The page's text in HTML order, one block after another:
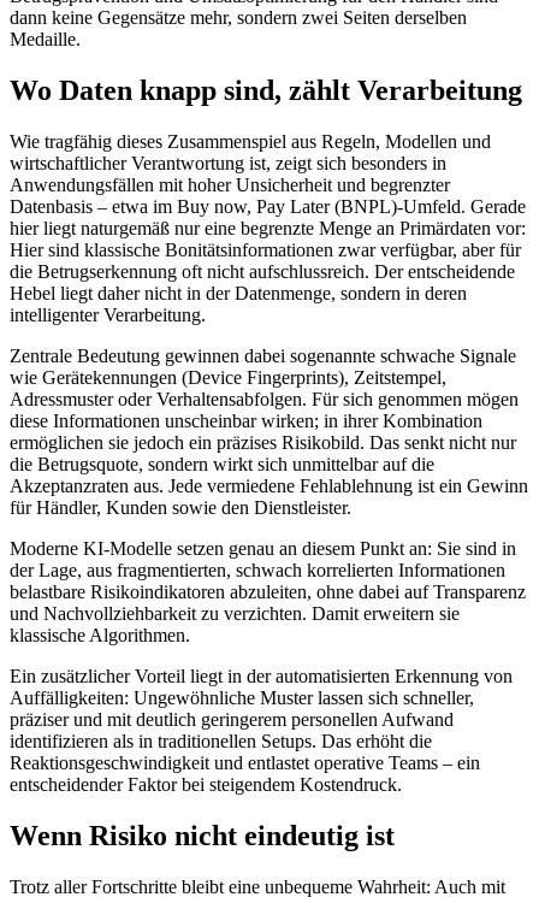
dann keine Gegensätze mehr, sondern zwei Seiten derselben
Medaille.
Wo Daten knapp sind, zählt Verarbeitung
Wie tragfähig dieses Zusammenspiel aus Regeln, Modellen und
wirtschaftlicher Verantwortung ist, zeigt sich besonders in
Anwendungsfällen mit hoher Unsicherheit und begrenzter
Datenbasis – etwa im Buy now, Pay Later (BNPL)-Umfeld. Gerade
hier liegt naturgemäß nur eine begrenzte Menge an Primärdaten vor:
Hier sind klassische Bonitätsinformationen zwar verfügbar, aber für
die Betrugserkennung oft nicht aufschlussreich. Der entscheidende
Hebel liegt daher nicht in der Datenmenge, sondern in deren
intelligenter Verarbeitung.
Zentrale Bedeutung gewinnen dabei sogenannte schwache Signale
wie Gerätekennungen (Device Fingerprints), Zeitstempel,
Adressmuster oder Verhaltensabfolgen. Für sich genommen mögen
diese Informationen unscheinbar wirken; in ihrer Kombination
ermöglichen sie jedoch ein präzises Risikobild. Das senkt nicht nur
die Betrugsquote, sondern wirkt sich unmittelbar auf die
Akzeptanzraten aus. Jede vermiedene Fehlablehnung ist ein Gewinn
für Händler, Kunden sowie den Dienstleister.
Moderne KI-Modelle setzen genau an diesem Punkt an: Sie sind in
der Lage, aus fragmentierten, schwach korrelierten Informationen
belastbare Risikoindikatoren abzuleiten, ohne dabei auf Transparenz
und Nachvollziehbarkeit zu verzichten. Damit erweitern sie
klassische Algorithmen.
Ein zusätzlicher Vorteil liegt in der automatisierten Erkennung von
Auffälligkeiten: Ungewöhnliche Muster lassen sich schneller,
präziser und mit deutlich geringerem personellen Aufwand
identifizieren als in traditionellen Setups. Das erhöht die
Reaktionsgeschwindigkeit und entlastet operative Teams – ein
entscheidender Faktor bei steigendem Kostendruck.
Wenn Risiko nicht eindeutig ist
Trotz aller Fortschritte bleibt eine unbequeme Wahrheit: Auch mit